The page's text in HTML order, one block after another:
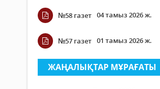
№58 газет 04 тамыз 2026 ж.
№57 газет 01 тамыз 2026 ж.
ЖАҢАЛЫҚТАР МҰРАҒАТЫ